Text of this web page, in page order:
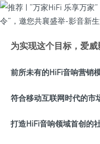
为实现这个目标，爱威
前所未有的HiFi音响营销
符合移动互联网时代的市
打造HiFi音响领域首创的